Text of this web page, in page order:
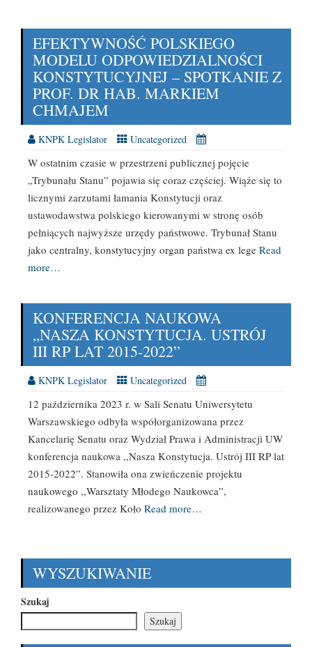
EFEKTYWNOŚĆ POLSKIEGO
MODELU ODPOWIEDZIALNOŚCI
KONSTYTUCYJNEJ – SPOTKANIE Z
PROF. DR HAB. MARKIEM
CHMAJEM
KNPK Legislator Uncategorized
W ostatnim czasie w przestrzeni publicznej pojęcie
„Trybunału Stanu” pojawia się coraz częściej. Wiąże się to
licznymi zarzutami łamania Konstytucji oraz
ustawodawstwa polskiego kierowanymi w stronę osób
pełniących najwyższe urzędy państwowe. Trybunał Stanu
jako centralny, konstytucyjny organ państwa ex lege Read
more…
KONFERENCJA NAUKOWA
„NASZA KONSTYTUCJA. USTRÓJ
III RP LAT 2015-2022”
KNPK Legislator Uncategorized
12 października 2023 r. w Sali Senatu Uniwersytetu
Warszawskiego odbyła współorganizowana przez
Kancelarię Senatu oraz Wydział Prawa i Administracji UW
konferencja naukowa ,,Nasza Konstytucja. Ustrój III RP lat
2015-2022”. Stanowiła ona zwieńczenie projektu
naukowego ,,Warsztaty Młodego Naukowca”,
realizowanego przez Koło Read more…
WYSZUKIWANIE
Szukaj
Szukaj